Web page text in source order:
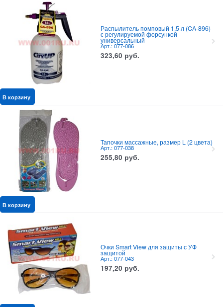
Распылитель помповый 1,5 л (CA-896)
с регулируемой форсункой
универсальный
Арт.: 077-086
323,60 руб.
В корзину
Тапочки массажные, размер L (2 цвета)
Арт.: 077-038
255,80 руб.
В корзину
Очки Smart View для защиты с УФ
защитой
Арт.: 077-043
197,20 руб.